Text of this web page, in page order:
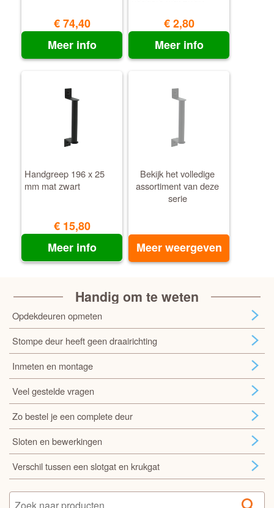
€ 74,40
Meer info
€ 2,80
Meer info
Handgreep 196 x 25
mm mat zwart
€ 15,80
Meer info
Bekijk het volledige
assortiment van deze
serie
Meer weergeven
Handig om te weten
Opdekdeuren opmeten
Stompe deur heeft geen draairichting
Inmeten en montage
Veel gestelde vragen
Zo bestel je een complete deur
Sloten en bewerkingen
Verschil tussen een slotgat en krukgat